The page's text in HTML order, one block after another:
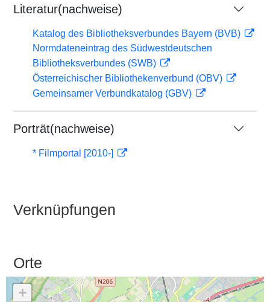
Literatur(nachweise)
Katalog des Bibliotheksverbundes Bayern (BVB)
Normdateneintrag des Südwestdeutschen
Bibliotheksverbundes (SWB)
Österreichischer Bibliothekenverbund (OBV)
Gemeinsamer Verbundkatalog (GBV)
Porträt(nachweise)
* Filmportal [2010-]
Verknüpfungen
Orte
+